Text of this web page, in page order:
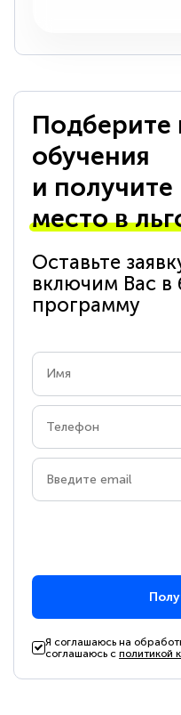
Подберите
обучения
и получите
место в
Оставьте
включим Вас в
программу
Я соглашаюсь на
соглашаюсь сполитикой